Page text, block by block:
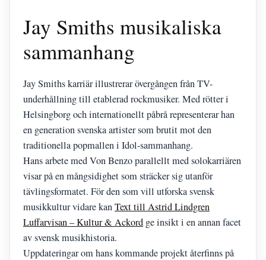
Jay Smiths musikaliska
sammanhang
Jay Smiths karriär illustrerar övergången från TV-
underhållning till etablerad rockmusiker. Med rötter i
Helsingborg och internationellt påbrå representerar han
en generation svenska artister som brutit mot den
traditionella popmallen i Idol-sammanhang.
Hans arbete med Von Benzo parallellt med solokarriären
visar på en mångsidighet som sträcker sig utanför
tävlingsformatet. För den som vill utforska svensk
musikkultur vidare kanText till Astrid Lindgren
Luffarvisan – Kultur & Ackord ge insikt i en annan facet
av svensk musikhistoria.
Uppdateringar om hans kommande projekt återfinns på